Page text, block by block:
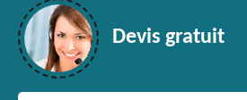
Devis gratuit